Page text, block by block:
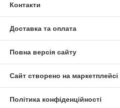
Контакти
Доставка та оплата
Повна версія сайту
Сайт створено на маркетплейсі
Політика конфіденційності